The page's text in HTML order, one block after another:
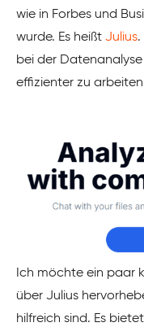
wie in Forbes und
wurde. Es heißt Julius.
bei der
effizienter zu
Ich möchte ein paar
über Julius
hilfreich sind. Es